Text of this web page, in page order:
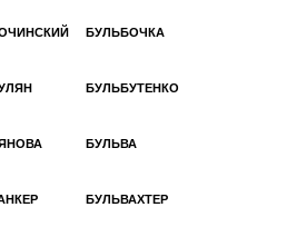
БУЛЬБОЧКА
БУЛЬБУТЕНКО
БУЛЬВА
БУЛЬВАХТЕР